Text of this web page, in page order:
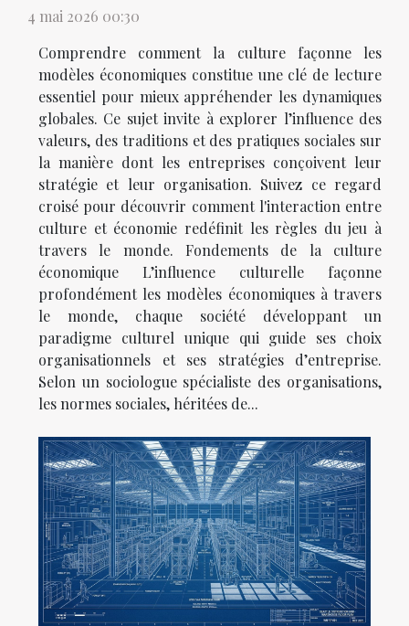
4 mai 2026 00:30
Comprendre comment la culture façonne les
modèles économiques constitue une clé de lecture
essentiel pour mieux appréhender les dynamiques
globales. Ce sujet invite à explorer l’influence des
valeurs, des traditions et des pratiques sociales sur
la manière dont les entreprises conçoivent leur
stratégie et leur organisation. Suivez ce regard
croisé pour découvrir comment l'interaction entre
culture et économie redéfinit les règles du jeu à
travers le monde. Fondements de la culture
économique L’influence culturelle façonne
profondément les modèles économiques à travers
le monde, chaque société développant un
paradigme culturel unique qui guide ses choix
organisationnels et ses stratégies d’entreprise.
Selon un sociologue spécialiste des organisations,
les normes sociales, héritées de...